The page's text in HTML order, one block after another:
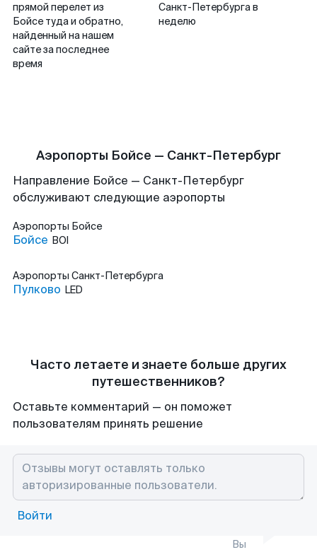
прямой перелет из
Бойсе туда и обратно,
найденный на нашем
сайте за последнее
время
Санкт-Петербурга в
неделю
Аэропорты Бойсе — Санкт-Петербург
Направление Бойсе — Санкт-Петербург
обслуживают следующие аэропорты
Аэропорты Бойсе
Бойсе BOI
Аэропорты Санкт-Петербурга
Пулково LED
Часто летаете и знаете больше других
путешественников?
Оставьте комментарий — он поможет
пользователям принять решение
Войти
Вы